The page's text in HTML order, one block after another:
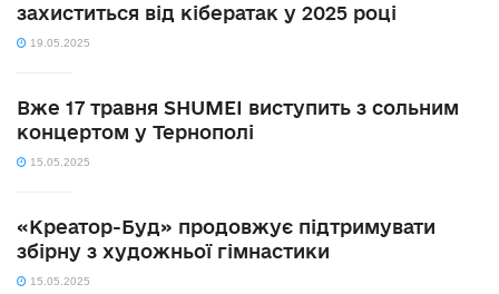
захиститься від кібератак у 2025 році
19.05.2025
Вже 17 травня SHUMEI виступить з сольним
концертом у Тернополі
15.05.2025
«Креатор-Буд» продовжує підтримувати
збірну з художньої гімнастики
15.05.2025